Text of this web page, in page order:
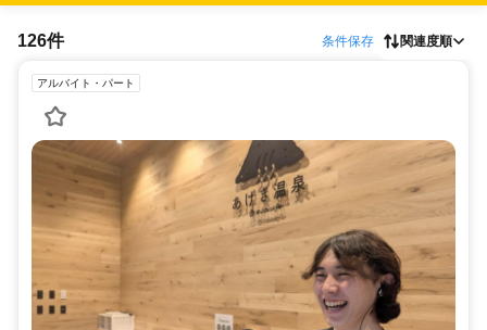
126件 条件保存 関連度順
アルバイト・パート